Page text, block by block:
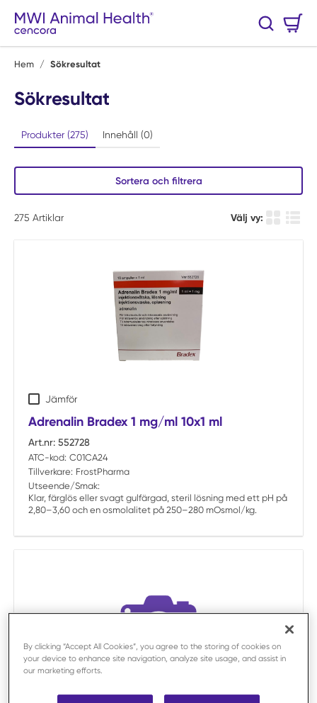
Hoppa till huvudinnehåll
Sök
Hem / Sökresultat
Sökresultat
Produkter (275) Innehåll (0)
Sortera och filtrera
275 Artiklar Välj vy:
Jämför
Adrenalin Bradex 1 mg/ml 10x1 ml
Art.nr: 552728
ATC-kod: C01CA24
Tillverkare: FrostPharma
Utseende/Smak:
Klar, färglös eller svagt gulfärgad, steril lösning med ett pH på
2,80–3,60 och en osmolalitet på 250–280 mOsmol/kg.
By clicking “Accept All Cookies”, you agree to the storing of cookies on
your device to enhance site navigation, analyze site usage, and assist in
our marketing efforts.